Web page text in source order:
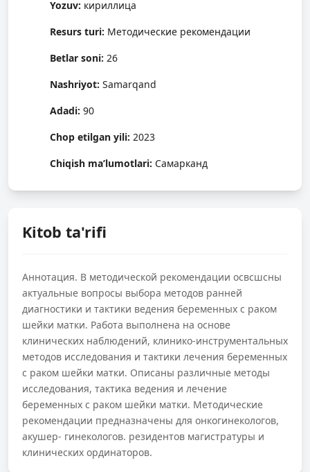
Yozuv: кириллица
Resurs turi: Методические рекомендации
Betlar soni: 26
Nashriyot: Samarqand
Adadi: 90
Chop etilgan yili: 2023
Chiqish ma’lumotlari: Самарканд
Kitob ta'rifi
Аннотация. В методической рекомендации освсшсны
актуальные вопросы выбора методов ранней
диагностики и тактики ведения беременных с раком
шейки матки. Работа выполнена на основе
клинических наблюдений, клинико-инструментальных
методов исследования и тактики лечения беременных
с раком шейки матки. Описаны различные методы
исследования, тактика ведения и лечение
беременных с раком шейки матки. Методические
рекомендации предназначены для онкогинекологов,
акушер- гинекологов. резидентов магистратуры и
клинических ординаторов.